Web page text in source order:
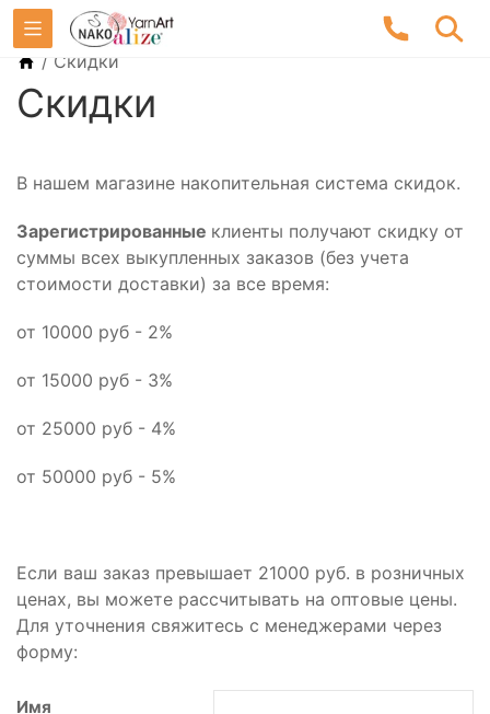
/ Скидки
Скидки
В нашем магазине накопительная система скидок.
Зарегистрированные клиенты получают скидку от
суммы всех выкупленных заказов (без учета
стоимости доставки) за все время:
от 10000 руб - 2%
от 15000 руб - 3%
от 25000 руб - 4%
от 50000 руб - 5%
Если ваш заказ превышает 21000 руб. в розничных
ценах, вы можете рассчитывать на оптовые цены.
Для уточнения свяжитесь с менеджерами через
форму:
Имя